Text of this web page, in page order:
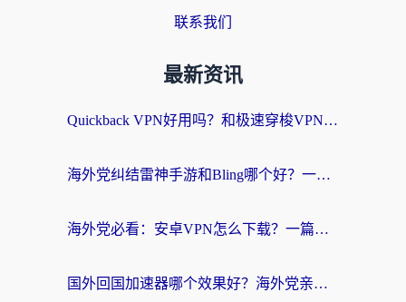
联系我们
最新资讯
Quickback VPN好用吗？和极速穿梭VPN对比哪个回国效果更好？海外党选加速器必看的真实体验
海外党纠结雷神手游和Bling哪个好？一篇指南教你选对回国加速器
海外党必看：安卓VPN怎么下载？一篇搞定回国加速器选择与无缝访问国内资源
国外回国加速器哪个效果好？海外党亲测指南，告别地域限制的实用方案